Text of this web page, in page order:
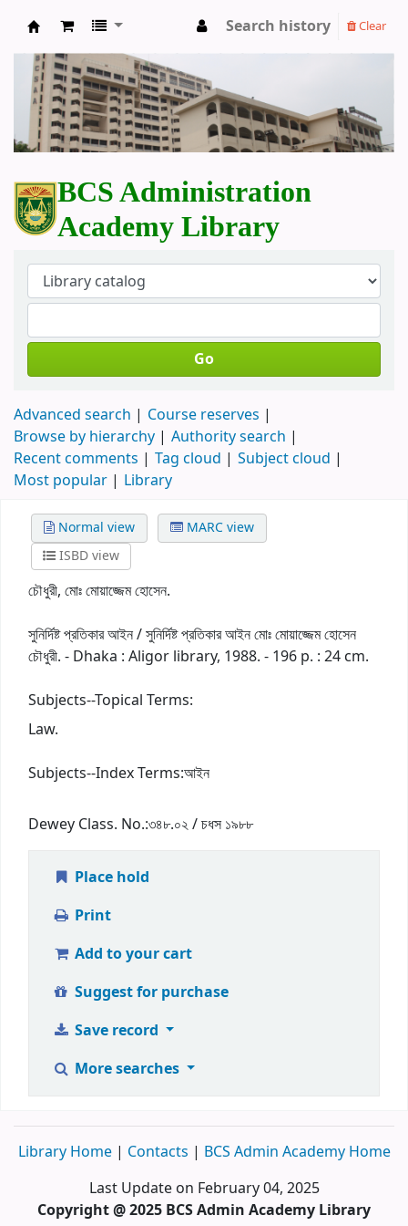
BCS Administration Academy Library
Search history Clear
BCS Administration
Academy Library
Go
Advanced search
Course reserves
Browse by hierarchy
Authority search
Recent comments
Tag cloud
Subject cloud
Most popular
Library
Normal view
MARC view
ISBD view
চৌধুরী, মোঃ মোয়াজ্জেম হোসেন.
সুনির্দিষ্ট প্রতিকার আইন / সুনির্দিষ্ট প্রতিকার আইন মোঃ মোয়াজ্জেম হোসেন
চৌধুরী. - Dhaka : Aligor library, 1988. - 196 p. : 24 cm.
Subjects--Topical Terms:
Law.
Subjects--Index Terms:আইন
Dewey Class. No.:৩৪৮.০২ / চধস ১৯৮৮
Place hold
Print
Add to your cart
Suggest for purchase
Save record
More searches
Library Home | Contacts | BCS Admin Academy Home
Last Update on February 04, 2025
Copyright @ 2025 BCS Admin Academy Library